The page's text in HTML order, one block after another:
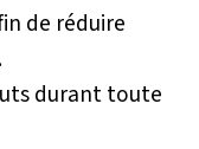
de réduire
durant toute